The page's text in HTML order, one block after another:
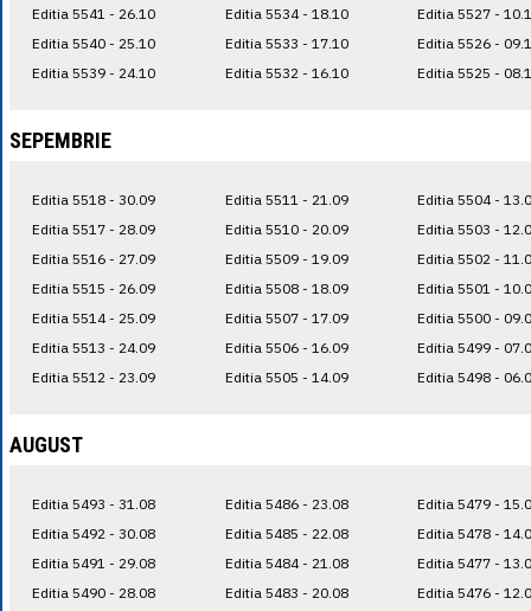
Editia 5541 - 26.10
Editia 5540 - 25.10
Editia 5539 - 24.10
Editia 5534 - 18.10
Editia 5533 - 17.10
Editia 5532 - 16.10
Editia 5527 -
Editia 5526 -
Editia 5525 -
SEPEMBRIE
Editia 5518 - 30.09
Editia 5517 - 28.09
Editia 5516 - 27.09
Editia 5515 - 26.09
Editia 5514 - 25.09
Editia 5513 - 24.09
Editia 5512 - 23.09
Editia 5511 - 21.09
Editia 5510 - 20.09
Editia 5509 - 19.09
Editia 5508 - 18.09
Editia 5507 - 17.09
Editia 5506 - 16.09
Editia 5505 - 14.09
Editia 5504 -
Editia 5503 -
Editia 5502 -
Editia 5501 -
Editia 5500 -
Editia 5499 -
Editia 5498 -
AUGUST
Editia 5493 - 31.08
Editia 5492 - 30.08
Editia 5491 - 29.08
Editia 5490 - 28.08
Editia 5486 - 23.08
Editia 5485 - 22.08
Editia 5484 - 21.08
Editia 5483 - 20.08
Editia 5479 -
Editia 5478 -
Editia 5477 -
Editia 5476 -